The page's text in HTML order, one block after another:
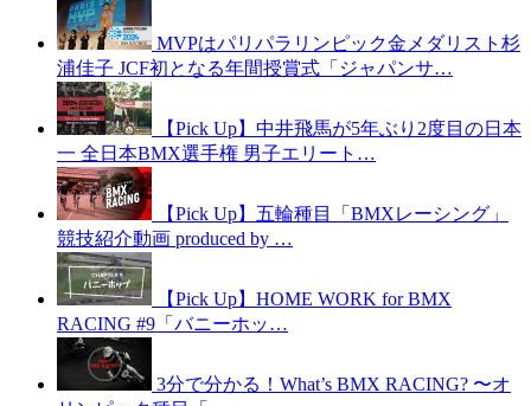
MVPはパリパラリンピック金メダリスト杉
浦佳子 JCF初となる年間授賞式「ジャパンサ…
【Pick Up】中井飛馬が5年ぶり2度目の日本
一 全日本BMX選手権 男子エリート…
【Pick Up】五輪種目「BMXレーシング」
競技紹介動画 produced by …
【Pick Up】HOME WORK for BMX
RACING #9「バニーホッ…
3分で分かる！What’s BMX RACING? 〜オ